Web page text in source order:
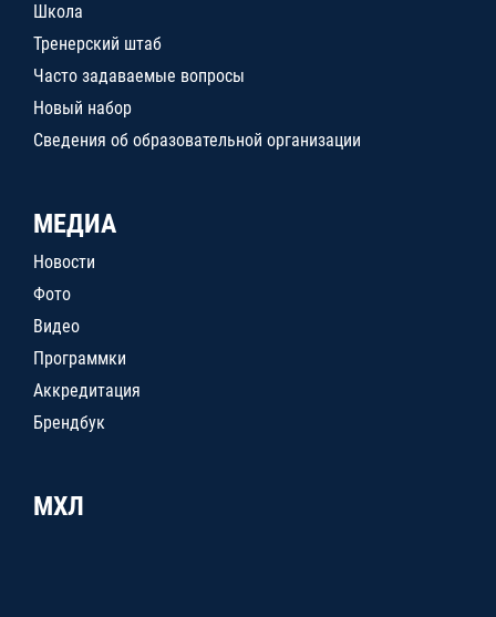
Школа
Тренерский штаб
Часто задаваемые вопросы
Новый набор
Сведения об образовательной организации
МЕДИА
Новости
Фото
Видео
Программки
Аккредитация
Брендбук
МХЛ